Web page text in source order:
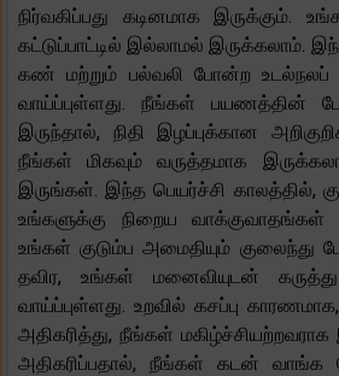
நிர்வகிப்பது கடினமாக இருக்கும்.
கட்டுப்பாட்டில் இல்லாமல் இருக்கலாம்.
கண் மற்றும் பல்வலி போன்ற உடல்நலப்
வாய்ப்புள்ளது. நீங்கள் பயணத்தின்
இருந்தால், நிதி இழப்புக்கான
நீங்கள் மிகவும் வருத்தமாக
இருங்கள். இந்த பெயர்ச்சி காலத்தில்,
உங்களுக்கு நிறைய
உங்கள் குடும்ப அமைதியும் குலைந்து
தவிர, உங்கள் மனைவியுடன்
வாய்ப்புள்ளது. உறவில் கசப்பு
அதிகரித்து, நீங்கள்
அதிகரிப்பதால், நீங்கள் கடன் வாங்க